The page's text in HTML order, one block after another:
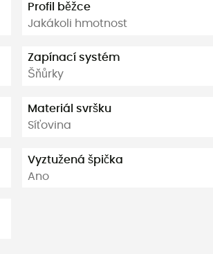
Profil běžce
Jakákoli hmotnost
Zapínací systém
Šňůrky
Materiál svršku
Síťovina
Vyztužená špička
Ano